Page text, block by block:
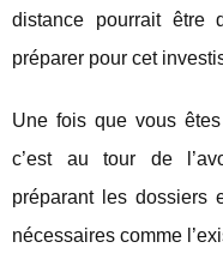
distance pourrait être
préparer pour cet
Une fois que vous
c’est au tour de
préparant les dossiers
nécessaires comme